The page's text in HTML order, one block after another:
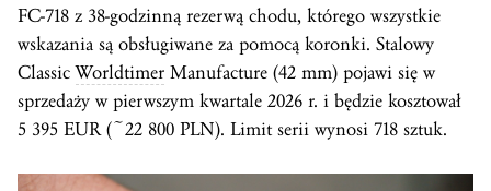
FC-718 z 38-godzinną rezerwą chodu, którego wszystkie
wskazania są obsługiwane za pomocą koronki. Stalowy
ClassicWorldtimer Manufacture (42 mm) pojawi się w
sprzedaży w pierwszym kwartale 2026 r. i będzie kosztował
5 395 EUR (~22 800 PLN). Limit serii wynosi 718 sztuk.